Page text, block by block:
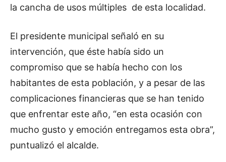
la cancha de usos múltiples de esta localidad.
El presidente municipal señaló en su
intervención, que éste había sido un
compromiso que se había hecho con los
habitantes de esta población, y a pesar de las
complicaciones financieras que se han tenido
que enfrentar este año, “en esta ocasión con
mucho gusto y emoción entregamos esta obra”,
puntualizó el alcalde.